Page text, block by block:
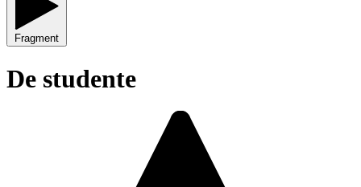
Fragment
De studente